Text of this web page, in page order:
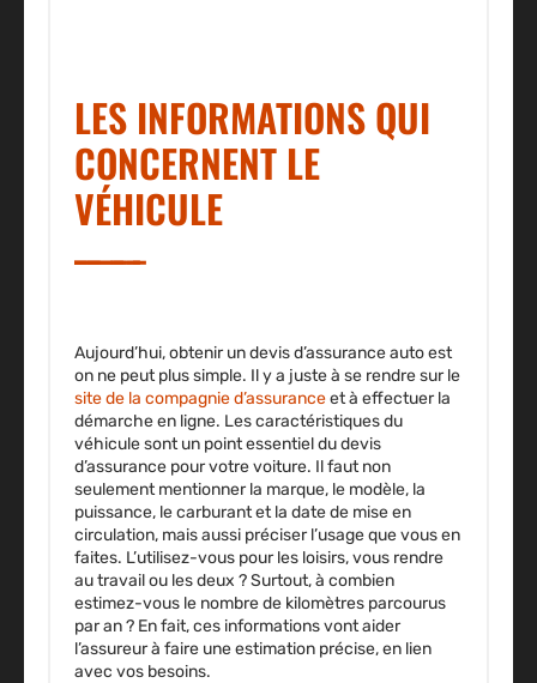
LES INFORMATIONS QUI
CONCERNENT LE
VÉHICULE
Aujourd’hui, obtenir un devis d’assurance auto est
on ne peut plus simple. Il y a juste à se rendre sur le
site de la compagnie d’assuranceet à effectuer la
démarche en ligne. Les caractéristiques du
véhicule sont un point essentiel du devis
d’assurance pour votre voiture. Il faut non
seulement mentionner la marque, le modèle, la
puissance, le carburant et la date de mise en
circulation, mais aussi préciser l’usage que vous en
faites. L’utilisez-vous pour les loisirs, vous rendre
au travail ou les deux ? Surtout, à combien
estimez-vous le nombre de kilomètres parcourus
par an ? En fait, ces informations vont aider
l’assureur à faire une estimation précise, en lien
avec vos besoins.